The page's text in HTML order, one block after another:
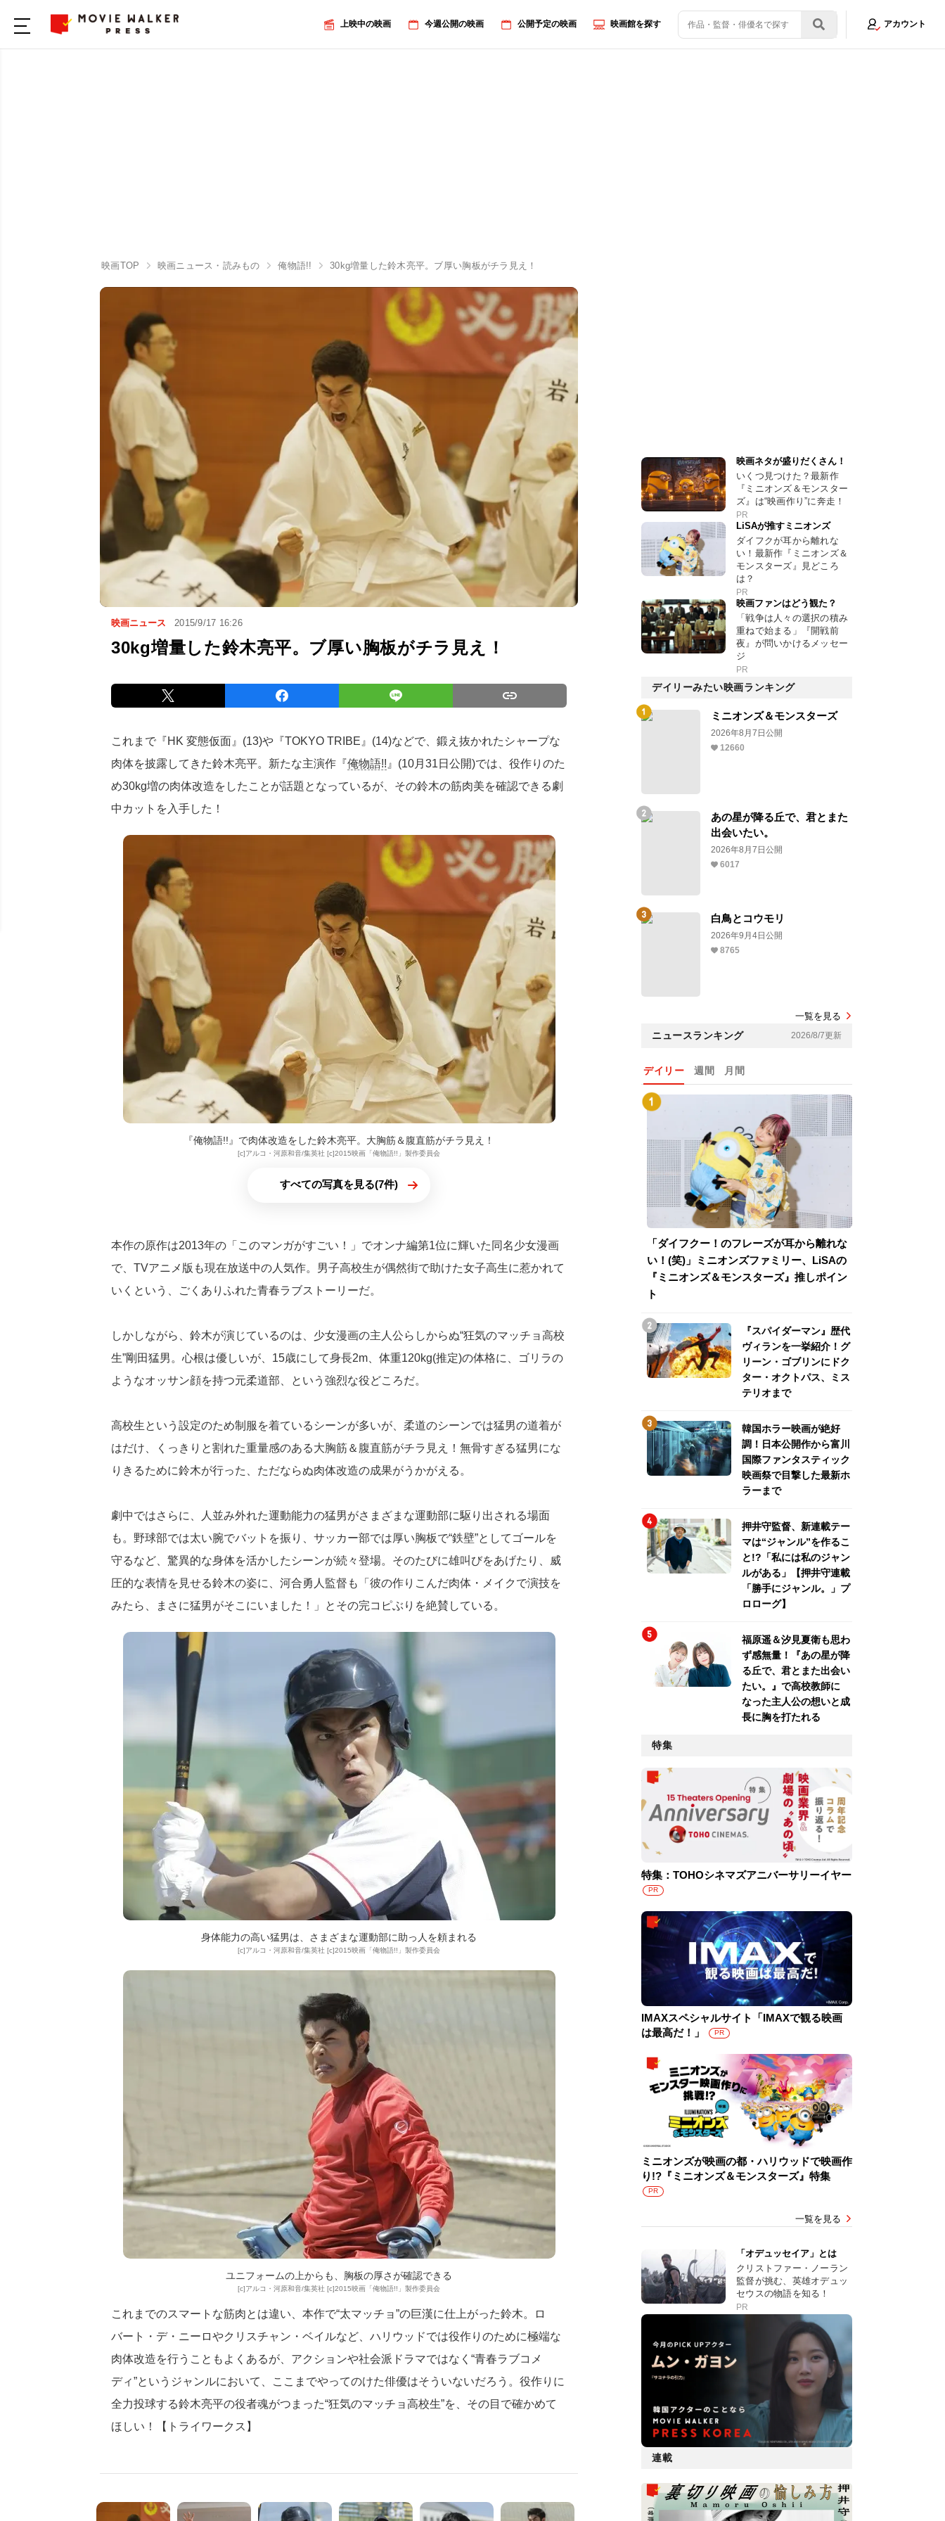
上映中の映画 今週公開の映画 公開予定の映画 映画館を探す アカウント
映画TOP 映画ニュース・読みもの 俺物語!! 30kg増量した鈴木亮平。ブ厚い胸板がチラ見え！
映画ニュース 2015/9/17 16:26
30kg増量した鈴木亮平。ブ厚い胸板がチラ見え！
これまで『HK 変態仮面』(13)や『TOKYO TRIBE』(14)などで、鍛え抜かれたシャープな
肉体を披露してきた鈴木亮平。新たな主演作『俺物語!! 』(10月31日公開)では、役作りのた
め30kg増の肉体改造をしたことが話題となっているが、その鈴木の筋肉美を確認できる劇
中カットを入手した！
『俺物語!!』で肉体改造をした鈴木亮平。大胸筋＆腹直筋がチラ見え！
[c]アルコ・河原和音/集英社 [c]2015映画「俺物語!!」製作委員会
すべての写真を見る(7件)
本作の原作は2013年の「このマンガがすごい！」でオンナ編第1位に輝いた同名少女漫画
で、TVアニメ版も現在放送中の人気作。男子高校生が偶然街で助けた女子高生に惹かれて
いくという、ごくありふれた青春ラブストーリーだ。
しかしながら、鈴木が演じているのは、少女漫画の主人公らしからぬ“狂気のマッチョ高校
生”剛田猛男。心根は優しいが、15歳にして身長2m、体重120kg(推定)の体格に、ゴリラの
ようなオッサン顔を持つ元柔道部、という強烈な役どころだ。
高校生という設定のため制服を着ているシーンが多いが、柔道のシーンでは猛男の道着が
はだけ、くっきりと割れた重量感のある大胸筋＆腹直筋がチラ見え！無骨すぎる猛男にな
りきるために鈴木が行った、ただならぬ肉体改造の成果がうかがえる。
劇中ではさらに、人並み外れた運動能力の猛男がさまざまな運動部に駆り出される場面
も。野球部では太い腕でバットを振り、サッカー部では厚い胸板で“鉄壁”としてゴールを
守るなど、驚異的な身体を活かしたシーンが続々登場。そのたびに雄叫びをあげたり、威
圧的な表情を見せる鈴木の姿に、河合勇人監督も「彼の作りこんだ肉体・メイクで演技を
みたら、まさに猛男がそこにいました！」とその完コピぶりを絶賛している。
身体能力の高い猛男は、さまざまな運動部に助っ人を頼まれる
[c]アルコ・河原和音/集英社 [c]2015映画「俺物語!!」製作委員会
ユニフォームの上からも、胸板の厚さが確認できる
[c]アルコ・河原和音/集英社 [c]2015映画「俺物語!!」製作委員会
これまでのスマートな筋肉とは違い、本作で“太マッチョ”の巨漢に仕上がった鈴木。ロ
バート・デ・ニーロやクリスチャン・ベイルなど、ハリウッドでは役作りのために極端な
肉体改造を行うこともよくあるが、アクションや社会派ドラマではなく“青春ラブコメ
ディ”というジャンルにおいて、ここまでやってのけた俳優はそういないだろう。役作りに
全力投球する鈴木亮平の役者魂がつまった“狂気のマッチョ高校生”を、その目で確かめて
ほしい！【トライワークス】
映画ネタが盛りだくさん！
いくつ見つけた？最新作
『ミニオンズ＆モンスター
ズ』は“映画作り”に奔走！
PR
LiSAが推すミニオンズ
ダイフクが耳から離れな
い！最新作『ミニオンズ＆
モンスターズ』見どころ
は？
PR
映画ファンはどう観た？
「戦争は人々の選択の積み
重ねで始まる」『開戦前
夜』が問いかけるメッセー
ジ
PR
デイリーみたい映画ランキング
ミニオンズ＆モンスターズ
2026年8月7日公開
12660
あの星が降る丘で、君とまた
出会いたい。
2026年8月7日公開
6017
白鳥とコウモリ
2026年9月4日公開
8765
一覧を見る
ニュースランキング 2026/8/7更新
デイリー 週間 月間
「ダイフクー！のフレーズが耳から離れな
い！(笑)」ミニオンズファミリー、LiSAの
『ミニオンズ＆モンスターズ』推しポイン
ト
『スパイダーマン』歴代
ヴィランを一挙紹介！グ
リーン・ゴブリンにドク
ター・オクトパス、ミス
テリオまで
韓国ホラー映画が絶好
調！日本公開作から富川
国際ファンタスティック
映画祭で目撃した最新ホ
ラーまで
押井守監督、新連載テー
マは“ジャンル”を作るこ
と!?「私には私のジャン
ルがある」【押井守連載
「勝手にジャンル。」プ
ロローグ】
福原遥＆汐見夏衛も思わ
ず感無量！『あの星が降
る丘で、君とまた出会い
たい。』で高校教師に
なった主人公の想いと成
長に胸を打たれる
特集
特集：TOHOシネマズアニバーサリーイヤー
PR
IMAXスペシャルサイト「IMAXで観る映画
は最高だ！」
PR
ミニオンズが映画の都・ハリウッドで映画作
り!?『ミニオンズ＆モンスターズ』特集
PR
一覧を見る
「オデュッセイア」とは
クリストファー・ノーラン
監督が挑む、英雄オデュッ
セウスの物語を知る！
PR
連載